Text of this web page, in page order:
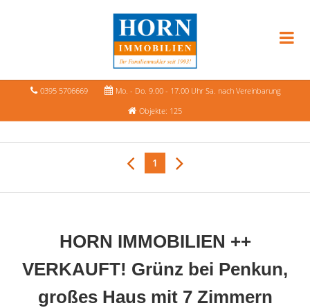
0395 5706669
Mo. - Do. 9.00 - 17.00 Uhr Sa. nach Vereinbarung
Objekte: 125
1
HORN IMMOBILIEN ++
VERKAUFT! Grünz bei Penkun,
großes Haus mit 7 Zimmern